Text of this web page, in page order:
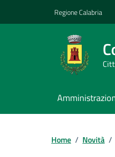
Regione Calabria
Home / Novità /